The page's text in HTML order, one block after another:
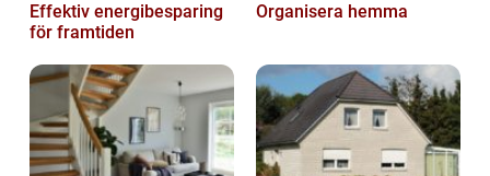
Effektiv energibesparing
för framtiden
Organisera hemma